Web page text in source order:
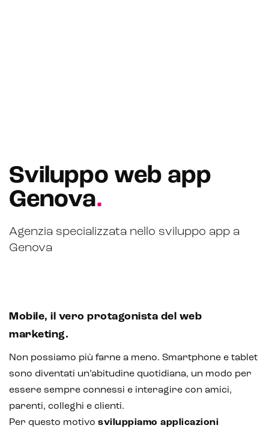
Sviluppo web app
Genova.
Agenzia specializzata nello sviluppo app a
Genova
Mobile, il vero protagonista del web
marketing.
Non possiamo più farne a meno. Smartphone e tablet
sono diventati un’abitudine quotidiana, un modo per
essere sempre connessi e interagire con amici,
parenti, colleghi e clienti.
Per questo motivo sviluppiamo applicazioni